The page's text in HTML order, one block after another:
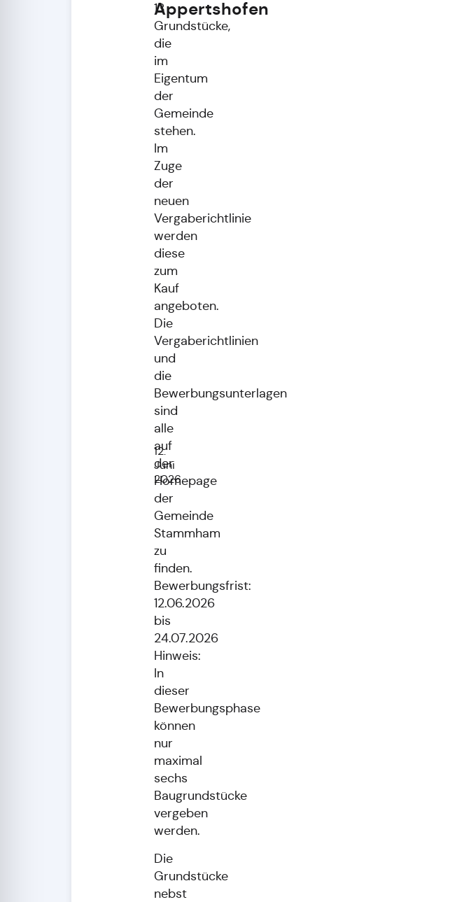
12.
Juni
2026
Appertshofen
13
Grundstücke,
die
im
Eigentum
der
Gemeinde
stehen.
Im
Zuge
der
neuen
Vergaberichtlinie
werden
diese
zum
Kauf
angeboten.
Die
Vergaberichtlinien
und
die
Bewerbungsunterlagen
sind
alle
auf
der
Homepage
der
Gemeinde
Stammham
zu
finden.
Bewerbungsfrist:
12.06.2026
bis
24.07.2026
Hinweis:
In
dieser
Bewerbungsphase
können
nur
maximal
sechs
Baugrundstücke
vergeben
werden.
Die
Grundstücke
nebst